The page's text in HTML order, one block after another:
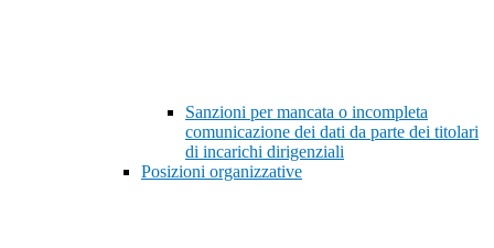
Sanzioni per mancata o incompleta
comunicazione dei dati da parte dei titolari
di incarichi dirigenziali
Posizioni organizzative